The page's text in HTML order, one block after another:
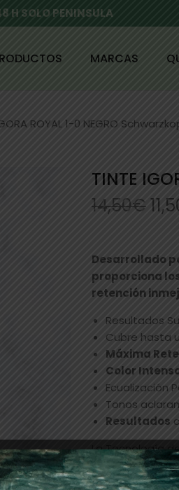
H SOLO PENINSULA
MARCAS
ROYAL 1-0 NEGRO
TINTE
14,50€
Desarrollado
proporciona
retención
Resultados
Cubre hasta
Máxima
Color
Ecualización
Tonos
Resultados
La Tecnología
pigmentos de
•Direcciones